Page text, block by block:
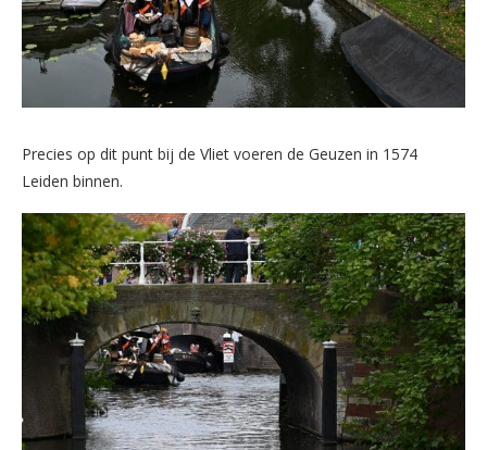
Precies op dit punt bij de Vliet voeren de Geuzen in 1574
Leiden binnen.